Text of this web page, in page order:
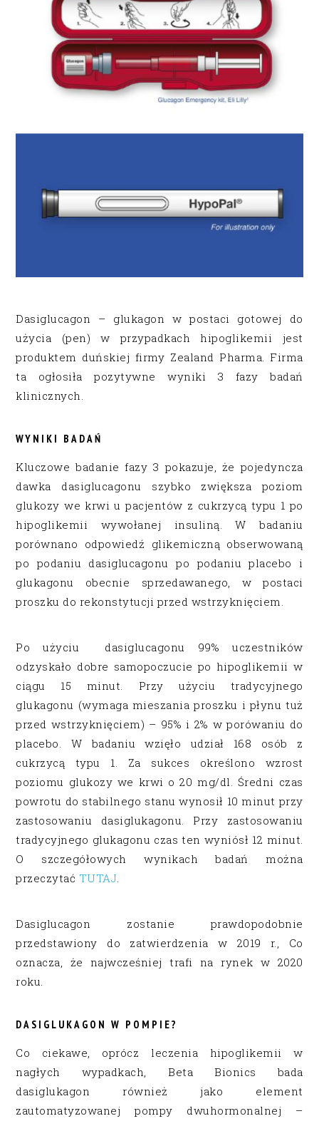
Dasiglucagon – glukagon w postaci gotowej do
użycia (pen) w przypadkach hipoglikemii jest
produktem duńskiej firmy Zealand Pharma. Firma
ta ogłosiła pozytywne wyniki 3 fazy badań
klinicznych.
WYNIKI BADAŃ
Kluczowe badanie fazy 3 pokazuje, że pojedyncza
dawka dasiglucagonu szybko zwiększa poziom
glukozy we krwi u pacjentów z cukrzycą typu 1 po
hipoglikemii wywołanej insuliną. W badaniu
porównano odpowiedź glikemiczną obserwowaną
po podaniu dasiglucagonu po podaniu placebo i
glukagonu obecnie sprzedawanego, w postaci
proszku do rekonstytucji przed wstrzyknięciem.
Po użyciu dasiglucagonu 99% uczestników
odzyskało dobre samopoczucie po hipoglikemii w
ciągu 15 minut. Przy użyciu tradycyjnego
glukagonu (wymaga mieszania proszku i płynu tuż
przed wstrzyknięciem) – 95% i 2% w porówaniu do
placebo. W badaniu wzięło udział 168 osób z
cukrzycą typu 1. Za sukces określono wzrost
poziomu glukozy we krwi o 20 mg/dl. Średni czas
powrotu do stabilnego stanu wynosił 10 minut przy
zastosowaniu dasiglukagonu. Przy zastosowaniu
tradycyjnego glukagonu czas ten wyniósł 12 minut.
O szczegółowych wynikach badań można
przeczytać TUTAJ
Dasiglucagon zostanie prawdopodobnie
przedstawiony do zatwierdzenia w 2019 r., Co
oznacza, że ​​najwcześniej trafi na rynek w 2020
roku.
DASIGLUKAGON W POMPIE?
Co ciekawe, oprócz leczenia hipoglikemii w
nagłych wypadkach, Beta Bionics bada
dasiglukagon również jako element
zautomatyzowanej pompy dwuhormonalnej –